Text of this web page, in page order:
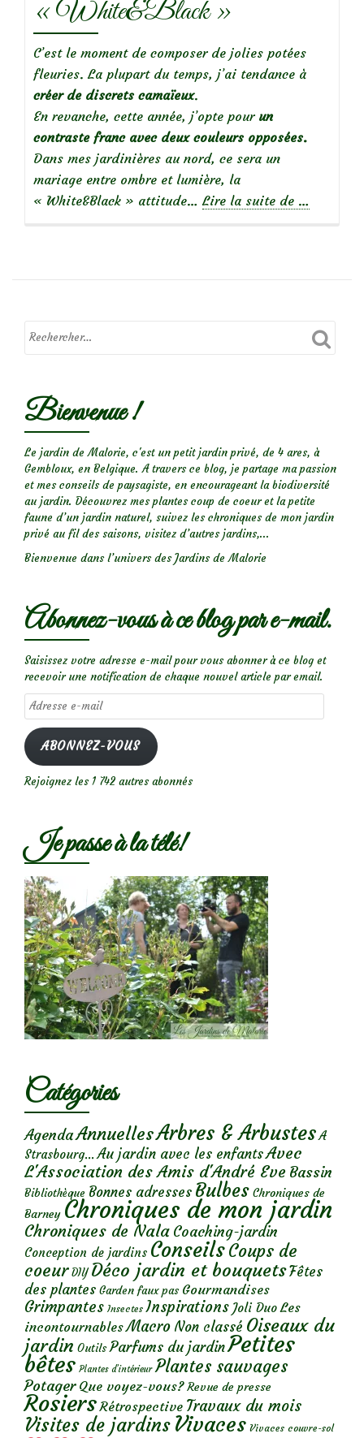
« White&Black »
C’est le moment de composer de jolies potées
fleuries. La plupart du temps, j’ai tendance à
créer de discrets camaïeux.
En revanche, cette année, j’opte pour un
contraste franc avec deux couleurs opposées.
Dans mes jardinières au nord, ce sera un
mariage entre ombre et lumière, la
« White&Black » attitude… Lire la suite de à
2020:
…
Bienvenue !
Le jardin de Malorie, c'est un petit jardin privé, de 4 ares, à
Gembloux, en Belgique. A travers ce blog, je partage ma passion
et mes conseils de paysagiste, en encourageant la biodiversité
au jardin. Découvrez mes plantes coup de coeur et la petite
faune d’un jardin naturel, suivez les chroniques de mon jardin
privé au fil des saisons, visitez d’autres jardins,...
Bienvenue dans l’univers des Jardins de Malorie
Abonnez-vous à ce blog par e-mail.
Saisissez votre adresse e-mail pour vous abonner à ce blog et
recevoir une notification de chaque nouvel article par email.
Adresse
e-
mail
ABONNEZ-VOUS
Rejoignez les 1 742 autres abonnés
Je passe à la télé!
Catégories
AgendaAnnuellesArbres & Arbustes A
Strasbourg... Au jardin avec les enfantsAvec
L'Association des Amis d'André Eve Bassin
Bibliothèque Bonnes adresses Bulbes Chroniques de
Barney Chroniques de mon jardin
Chroniques de Nala Coaching-jardin
Conception de jardins ConseilsCoups de
coeur DIY Déco jardin et bouquetsFêtes
des plantes Garden faux pas Gourmandises
Grimpantes Insectes Inspirations Joli Duo Les
incontournables Macro Non classé Oiseaux du
jardin Outils Parfums du jardinPetites
bêtes Plantes d’intérieur Plantes sauvages
Potager Que voyez-vous? Revue de presse
Rosiers Rétrospective Travaux du mois
Visites de jardins Vivaces Vivaces couvre-sol